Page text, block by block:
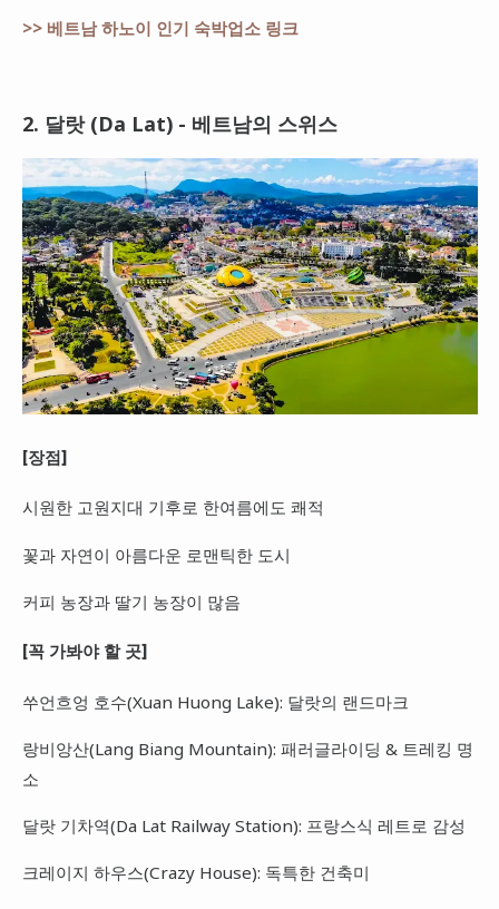
>> 베트남 하노이 인기 숙박업소 링크
2. 달랏 (Da Lat) - 베트남의 스위스
[장점]
시원한 고원지대 기후로 한여름에도 쾌적
꽃과 자연이 아름다운 로맨틱한 도시
커피 농장과 딸기 농장이 많음
[꼭 가봐야 할 곳]
쑤언흐엉 호수(Xuan Huong Lake): 달랏의 랜드마크
랑비앙산(Lang Biang Mountain): 패러글라이딩 & 트레킹 명
소
달랏 기차역(Da Lat Railway Station): 프랑스식 레트로 감성
크레이지 하우스(Crazy House): 독특한 건축미